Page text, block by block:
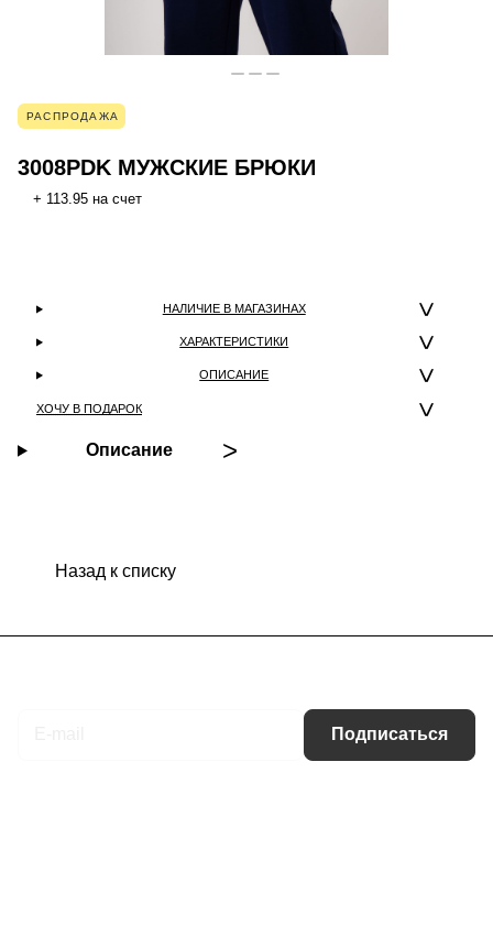
РАСПРОДАЖА
3008PDK МУЖСКИЕ БРЮКИ
+ 113.95 на счет
НАЛИЧИЕ В МАГАЗИНАХ
ХАРАКТЕРИСТИКИ
ОПИСАНИЕ
ХОЧУ В ПОДАРОК
Описание
Назад к списку
Подписаться